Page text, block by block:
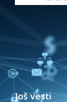
Još vesti